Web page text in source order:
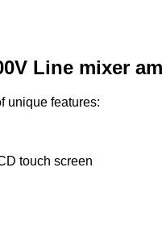
Line mixer
unique features:
touch screen